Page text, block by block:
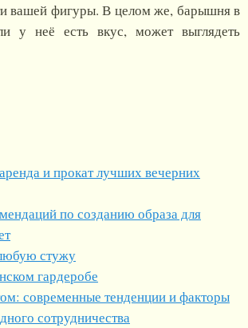
вашей фигуры. В целом же, барышня в
у неё есть вкус, может выглядеть
и прокат лучших вечерних
по созданию образа для
стужу
гардеробе
современные тенденции и факторы
сотрудничества